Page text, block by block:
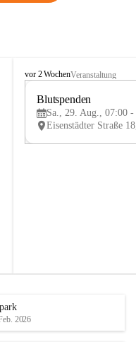
B
e
u
e
d
vor 2 WochenVeranstaltung
Blutspenden
Sa., 29. Aug., 07:00 -
2026